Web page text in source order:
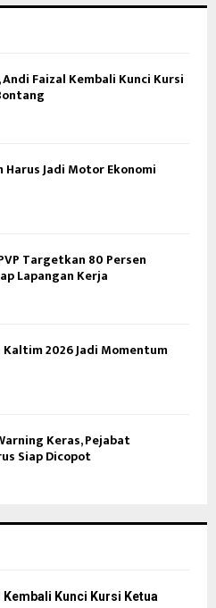
Faizal Kembali Kunci Kursi
Jadi Motor Ekonomi
Targetkan 80 Persen
Lapangan Kerja
2026 Jadi Momentum
Keras, Pejabat
Siap Dicopot
Kunci Kursi Ketua